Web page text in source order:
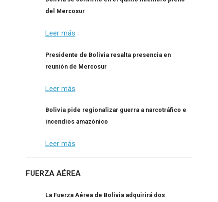
del Mercosur
Leer más
Presidente de Bolivia resalta presencia en
reunión de Mercosur
Leer más
Bolivia pide regionalizar guerra a narcotráfico e
incendios amazónico
Leer más
FUERZA AÉREA
La Fuerza Aérea de Bolivia adquirirá dos